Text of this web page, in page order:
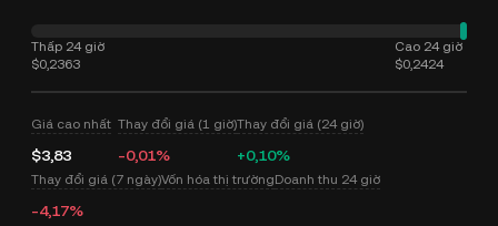
Thấp 24 giờ
$0,2363
Cao 24 giờ
$0,2424
Giá cao nhất
$3,83
Thay đổi giá (1 giờ)
-0,01%
Thay đổi giá (24 giờ)
+0,10%
Thay đổi giá (7 ngày)
-4,17%
Vốn hóa thị trườngDoanh thu 24 giờ